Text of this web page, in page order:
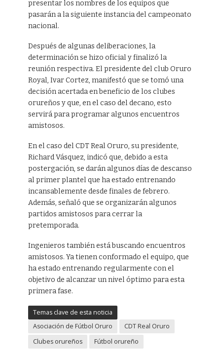
presentar los nombres de los equipos que
pasarán a la siguiente instancia del campeonato
nacional.
Después de algunas deliberaciones, la
determinación se hizo oficial y finalizó la
reunión respectiva. El presidente del club Oruro
Royal, Ivar Cortez, manifestó que se tomó una
decisión acertada en beneficio de los clubes
orureños y que, en el caso del decano, esto
servirá para programar algunos encuentros
amistosos.
En el caso del CDT Real Oruro, su presidente,
Richard Vásquez, indicó que, debido a esta
postergación, se darán algunos días de descanso
al primer plantel que ha estado entrenando
incansablemente desde finales de febrero.
Además, señaló que se organizarán algunos
partidos amistosos para cerrar la
pretemporada.
Ingenieros también está buscando encuentros
amistosos. Ya tienen conformado el equipo, que
ha estado entrenando regularmente con el
objetivo de alcanzar un nivel óptimo para esta
primera fase.
Temas clave de esta noticia
Asociación de Fútbol Oruro
CDT Real Oruro
Clubes orureños
Fútbol orureño